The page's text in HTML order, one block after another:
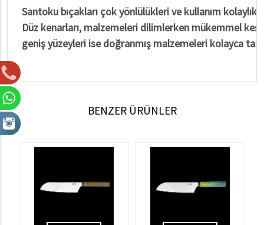
Santoku bıçakları çok yönlülükleri ve kullanım
Düz kenarları, malzemeleri dilimlerken mükemmel
geniş yüzeyleri ise doğranmış malzemeleri kolayca
BENZER ÜRÜNLER